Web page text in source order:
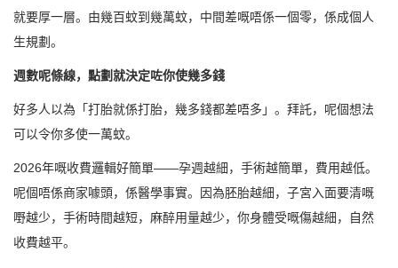
就要厚一層。由幾百蚊到幾萬蚊，中間差嘅唔係一個零，係成個人
生規劃。
週數呢條線，點劃就決定咗你使幾多錢
好多人以為「打胎就係打胎，幾多錢都差唔多」。拜託，呢個想法
可以令你多使一萬蚊。
2026年嘅收費邏輯好簡單——孕週越細，手術越簡單，費用越低。
呢個唔係商家噱頭，係醫學事實。因為胚胎越細，子宮入面要清嘅
嘢越少，手術時間越短，麻醉用量越少，你身體受嘅傷越細，自然
收費越平。